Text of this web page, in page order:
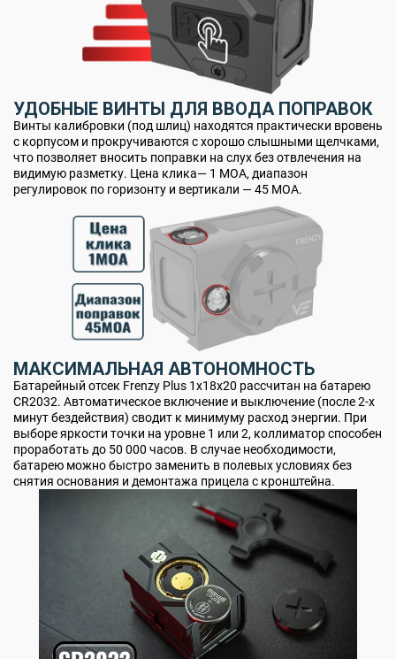
УДОБНЫЕ ВИНТЫ ДЛЯ ВВОДА ПОПРАВОК
Винты калибровки (под шлиц) находятся практически вровень
с корпусом и прокручиваются с хорошо слышными щелчками,
что позволяет вносить поправки на слух без отвлечения на
видимую разметку. Цена клика— 1 MOA, диапазон
регулировок по горизонту и вертикали — 45 MOA.
МАКСИМАЛЬНАЯ АВТОНОМНОСТЬ
Батарейный отсек Frenzy Plus 1x18x20 рассчитан на батарею
CR2032. Автоматическое включение и выключение (после 2-х
минут бездействия) сводит к минимуму расход энергии. При
выборе яркости точки на уровне 1 или 2, коллиматор способен
проработать до 50 000 часов. В случае необходимости,
батарею можно быстро заменить в полевых условиях без
снятия основания и демонтажа прицела с кронштейна.